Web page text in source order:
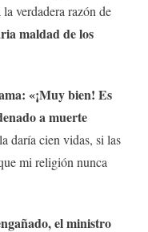
verdadera razón de
maldad de los
«¡Muy bien! Es
a muerte
daría cien vidas, si las
mi religión nunca
el ministro